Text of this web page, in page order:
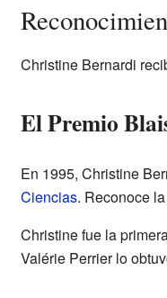
Christine Bernardi
El Premio
En 1995, Christine
Ciencias. Reconoce
Christine fue la
Valérie Perrier lo